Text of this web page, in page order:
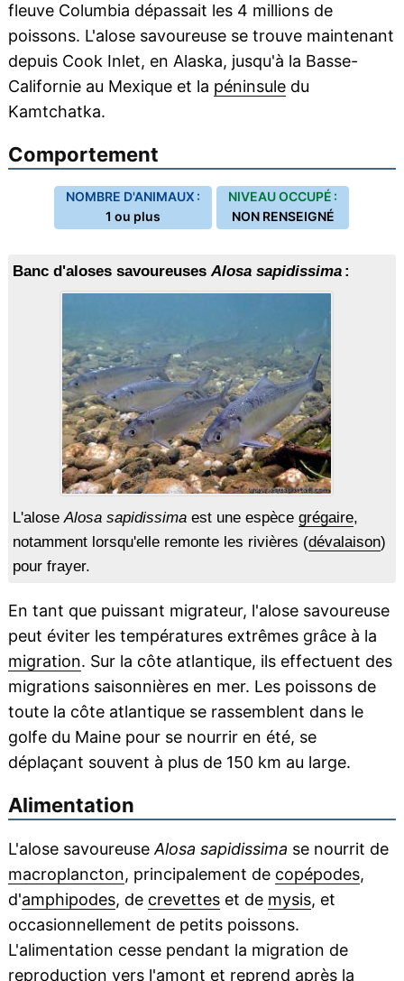
fleuve Columbia dépassait les 4 millions de
poissons. L'alose savoureuse se trouve maintenant
depuis Cook Inlet, en Alaska, jusqu'à la Basse-
Californie au Mexique et la péninsuledu
Kamtchatka.
Comportement
NOMBRE D'ANIMAUX :
1 ou plus
NIVEAU OCCUPÉ :
NON RENSEIGNÉ
Banc d'aloses savoureusesAlosa sapidissima:
L'aloseAlosa sapidissimaest une espèce grégaire,
notamment lorsqu'elle remonte les rivières (dévalaison)
pour frayer.
En tant que puissant migrateur, l'alose savoureuse
peut éviter les températures extrêmes grâce à la
migration. Sur la côte atlantique, ils effectuent des
migrations saisonnières en mer. Les poissons de
toute la côte atlantique se rassemblent dans le
golfe du Maine pour se nourrir en été, se
déplaçant souvent à plus de 150 km au large.
Alimentation
L'alose savoureuse Alosa sapidissima se nourrit de
macroplancton, principalement de copépodes,
d'amphipodes, de crevetteset de mysis, et
occasionnellement de petits poissons.
L'alimentation cesse pendant la migration de
reproduction vers l'amont et reprend après la